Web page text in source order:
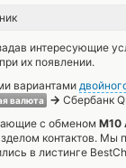
интересующие
их появлении.
вариантами
валюта → Сбербанк
с обменом M10
контактов. Мы
в листинге